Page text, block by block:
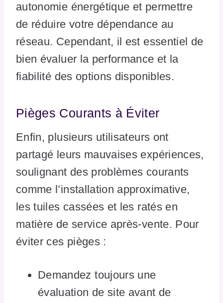
autonomie énergétique et permettre
de réduire votre dépendance au
réseau. Cependant, il est essentiel de
bien évaluer la performance et la
fiabilité des options disponibles.
Pièges Courants à Éviter
Enfin, plusieurs utilisateurs ont
partagé leurs mauvaises expériences,
soulignant des problèmes courants
comme l’installation approximative,
les tuiles cassées et les ratés en
matière de service après-vente. Pour
éviter ces pièges :
Demandez toujours une
évaluation de site avant de